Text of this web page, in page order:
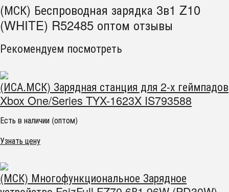
(МСК) Беспроводная зарядка 3в1 Z10
(WHITE) R52485 оптом отзывы
Рекомендуем посмотреть
(ИСА.МСК) Зарядная станция для 2-х геймпадов
Xbox One/Series TYX-1623X IS793588
Есть в наличии (оптом)
Узнать цену
(МСК) Многофункциональное Зарядное